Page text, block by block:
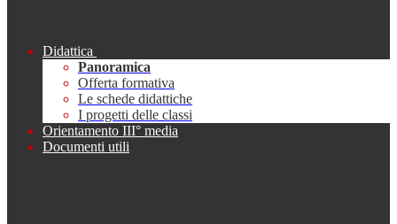
Didattica
Panoramica
Offerta formativa
Le schede didattiche
I progetti delle classi
Orientamento III° media
Documenti utili